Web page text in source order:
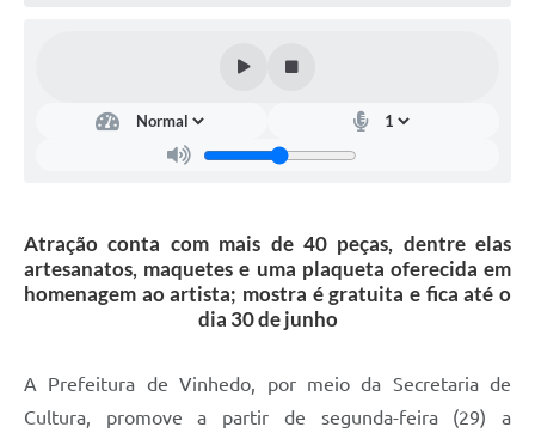
Sistema de Protocolo
Listagem dos CEPs de Vinhedo
Contratos
Associação dos Servidores Públicos Municipais de
Atração conta com mais de 40 peças, dentre elas
artesanatos, maquetes e uma plaqueta oferecida em
homenagem ao artista; mostra é gratuita e fica até o
dia 30 de junho
A Prefeitura de Vinhedo, por meio da Secretaria de
Cultura, promove a partir de segunda-feira (29) a